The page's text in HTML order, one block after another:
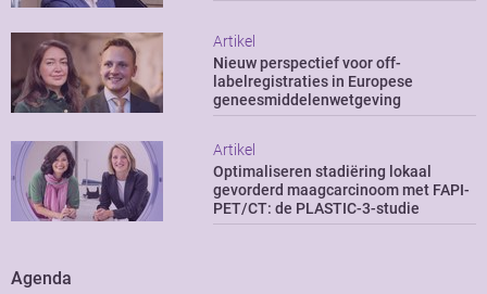
Artikel
Nieuw perspectief voor off-
labelregistraties in Europese
geneesmiddelenwetgeving
Artikel
Optimaliseren stadiëring lokaal
gevorderd maagcarcinoom met FAPI-
PET/CT: de PLASTIC-3-studie
Agenda